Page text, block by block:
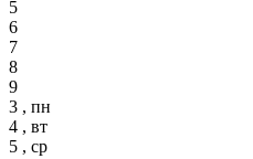
5
6
7
8
9
3 , пн
4 , вт
5 , ср